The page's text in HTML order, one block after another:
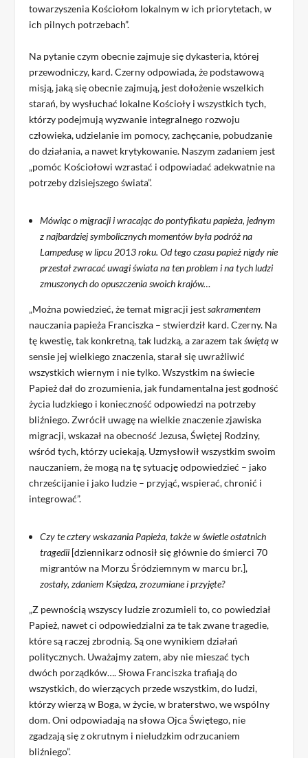
towarzyszenia Kościołom lokalnym w ich priorytetach, w
ich pilnych potrzebach”.
Na pytanie czym obecnie zajmuje się dykasteria, której
przewodniczy, kard. Czerny odpowiada, że podstawową
misją, jaką się obecnie zajmują, jest dołożenie wszelkich
starań, by wysłuchać lokalne Kościoły i wszystkich tych,
którzy podejmują wyzwanie integralnego rozwoju
człowieka, udzielanie im pomocy, zachęcanie, pobudzanie
do działania, a nawet krytykowanie. Naszym zadaniem jest
„pomóc Kościołowi wzrastać i odpowiadać adekwatnie na
potrzeby dzisiejszego świata”.
Mówiąc o migracji i wracając do pontyfikatu papieża, jednym
z najbardziej symbolicznych momentów była podróż na
Lampedusę w lipcu 2013 roku. Od tego czasu papież nigdy nie
przestał zwracać uwagi świata na ten problem i na tych ludzi
zmuszonych do opuszczenia swoich krajów…
„Można powiedzieć, że temat migracji jestsakramentem
nauczania papieża Franciszka – stwierdził kard. Czerny. Na
tę kwestię, tak konkretną, tak ludzką, a zarazem takświętąw
sensie jej wielkiego znaczenia, starał się uwrażliwić
wszystkich wiernym i nie tylko. Wszystkim na świecie
Papież dał do zrozumienia, jak fundamentalna jest godność
życia ludzkiego i konieczność odpowiedzi na potrzeby
bliźniego. Zwrócił uwagę na wielkie znaczenie zjawiska
migracji, wskazał na obecność Jezusa, Świętej Rodziny,
wśród tych, którzy uciekają. Uzmysłowił wszystkim swoim
nauczaniem, że mogą na tę sytuację odpowiedzieć – jako
chrześcijanie i jako ludzie – przyjąć, wspierać, chronić i
integrować”.
Czy te cztery wskazania Papieża, także w świetle ostatnich
tragedii [dziennikarz odnosił się głównie do śmierci 70
migrantów na Morzu Śródziemnym w marcu br.],
zostały, zdaniem Księdza, zrozumiane i przyjęte?
„Z pewnością wszyscy ludzie zrozumieli to, co powiedział
Papież, nawet ci odpowiedzialni za te tak zwane tragedie,
które są raczej zbrodnią. Są one wynikiem działań
politycznych. Uważajmy zatem, aby nie mieszać tych
dwóch porządków…. Słowa Franciszka trafiają do
wszystkich, do wierzących przede wszystkim, do ludzi,
którzy wierzą w Boga, w życie, w braterstwo, we wspólny
dom. Oni odpowiadają na słowa Ojca Świętego, nie
zgadzają się z okrutnym i nieludzkim odrzucaniem
bliźniego”.